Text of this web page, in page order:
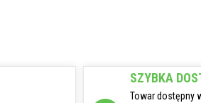
SZYBKA
Towar dostępny